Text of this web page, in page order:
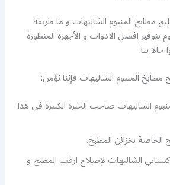
مطابخ المنيوم الشاليهات و ما طريقة
بتوفير افضل الادوات و الأجهزة المتطورة
بنا.
المنيوم الشاليهات فإننا نؤمن:
الشاليهات صاحب الخبرة الكبيرة في هذا
الخاصة بخزائن المطبخ.
الشاليهات لإصلاح ارفف المطبخ و